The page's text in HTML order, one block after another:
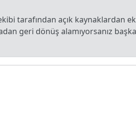
tarafından açık kaynaklardan
geri dönüş alamıyorsanız